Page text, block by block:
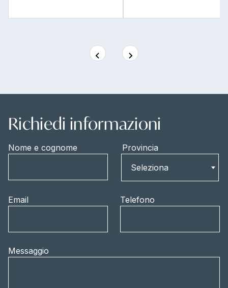
Richiedi informazioni
Nome e cognome
Provincia
Seleziona
Email Telefono
Messaggio